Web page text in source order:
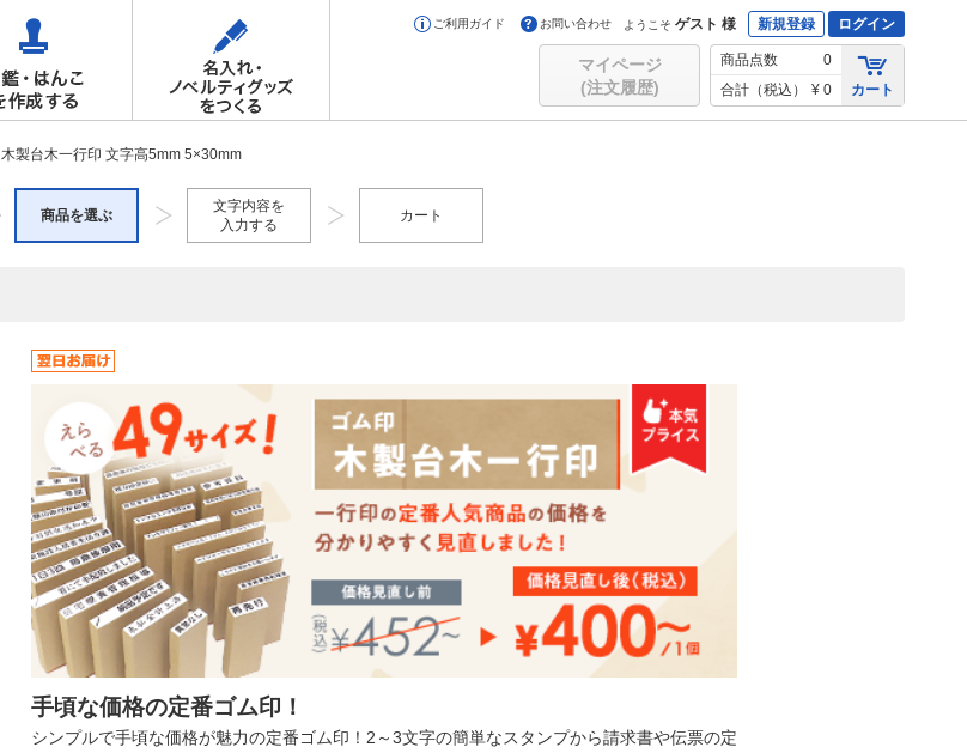
ご利用ガイド お問い合わせ ようこそ ゲスト 様 新規登録 ログイン
マイページ
(注文履歴)
商品点数
0
合計（税込）
¥ 0 カート
木製台木一行印 文字高5mm 5×30mm
商品を選ぶ
文字内容を
入力する
カート
手頃な価格の定番ゴム印！
シンプルで手頃な価格が魅力の定番ゴム印！2～3文字の簡単なスタンプから請求書や伝票の定